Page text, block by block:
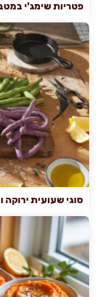
פטריות שימג'י
סוגי שעועית ירוקה